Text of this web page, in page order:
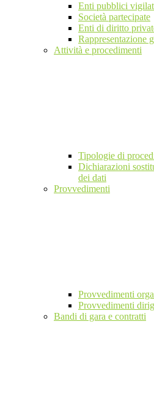
Enti pubblici
Società partecipate
Enti di diritto
Rappresentazione
Attività e procedimenti
Tipologie di
Dichiarazioni
dei dati
Provvedimenti
Provvedimenti
Provvedimenti
Bandi di gara e contratti